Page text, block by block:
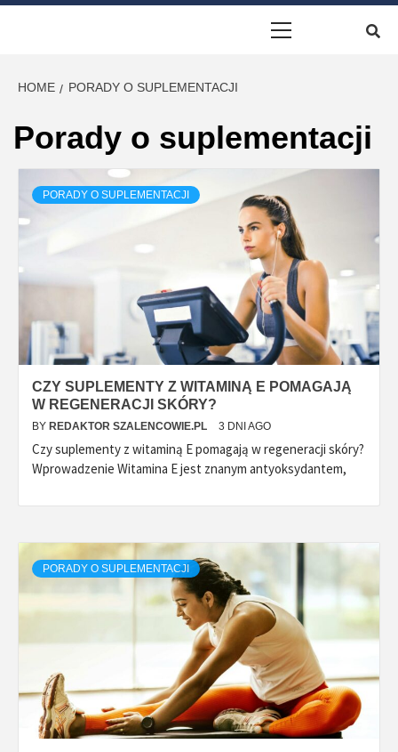
PORADAMI
TEMAT
DIETY
HOME PORADY O SUPLEMENTACJI
Porady o suplementacji
PORADY O SUPLEMENTACJI
CZY SUPLEMENTY Z WITAMINĄ E POMAGAJĄ
W REGENERACJI SKÓRY?
BY REDAKTOR SZALENCOWIE.PL 3 DNI AGO
Czy suplementy z witaminą E pomagają w regeneracji skóry?
Wprowadzenie Witamina E jest znanym antyoksydantem,
PORADY O SUPLEMENTACJI